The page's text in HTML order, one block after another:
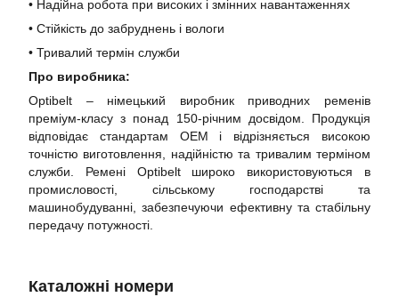
• Надійна робота при високих і змінних навантаженнях
• Стійкість до забруднень і вологи
• Тривалий термін служби
Про виробника:
Optibelt – німецький виробник приводних ременів
преміум-класу з понад 150-річним досвідом. Продукція
відповідає стандартам OEM і відрізняється високою
точністю виготовлення, надійністю та тривалим терміном
служби. Ремені Optibelt широко використовуються в
промисловості, сільському господарстві та
машинобудуванні, забезпечуючи ефективну та стабільну
передачу потужності.
Каталожні номери